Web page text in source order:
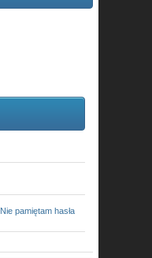
Nie pamiętam hasła